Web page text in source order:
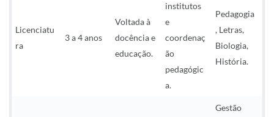
Licenciatu
ra
3 a 4 anos
Voltada à
docência e
educação.
institutos
e
coordenaç
ão
pedagógic
a.
Pedagogia
, Letras,
Biologia,
História.
Gestão